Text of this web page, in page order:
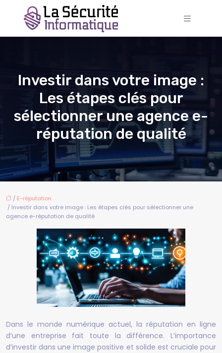
Investir dans votre image :
Les étapes clés pour
sélectionner une agence e-
réputation de qualité
/ E-réputation
/ Investir dans votre image : Les étapes clés pour sélectionner une
agence e-réputation de qualité
Dans le monde numérique actuel, la réputation en ligne
d’une entreprise fait toute la différence. L’importance
d’investir dans une image positive et solide est cruciale pour